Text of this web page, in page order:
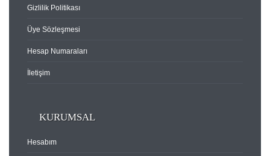
Gizlilik Politikası
Üye Sözleşmesi
Hesap Numaraları
İletişim
KURUMSAL
Hesabım